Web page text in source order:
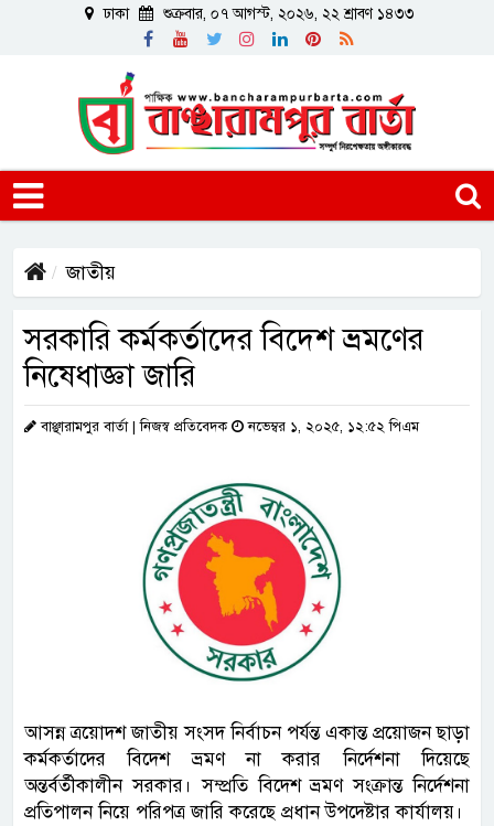
ঢাকা শুক্রবার, ০৭ আগস্ট, ২০২৬, ২২ শ্রাবণ ১৪৩৩
জাতীয়
সরকারি কর্মকর্তাদের বিদেশ ভ্রমণের
নিষেধাজ্ঞা জারি
বাঞ্ছারামপুর বার্তা | নিজস্ব প্রতিবেদক নভেম্বর ১, ২০২৫, ১২:৫২ পিএম
আসন্ন ত্রয়োদশ জাতীয় সংসদ নির্বাচন পর্যন্ত একান্ত প্রয়োজন ছাড়া
কর্মকর্তাদের বিদেশ ভ্রমণ না করার নির্দেশনা দিয়েছে
অন্তর্বর্তীকালীন সরকার। সম্প্রতি বিদেশ ভ্রমণ সংক্রান্ত নির্দেশনা
প্রতিপালন নিয়ে পরিপত্র জারি করেছে প্রধান উপদেষ্টার কার্যালয়।